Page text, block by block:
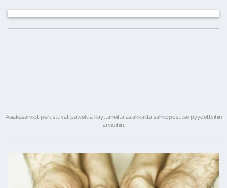
Asiakasarviot perustuvat palvelua käyttäneiltä asiakkailta sähköpostitse pyydettyihin
arvioihin.